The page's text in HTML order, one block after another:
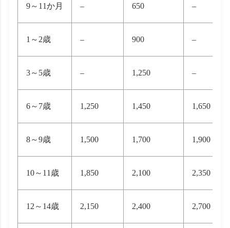
9～11か月 – 650 –
1～2歳 – 900 –
3～5歳 – 1,250 –
6～7歳 1,250 1,450 1,650
8～9歳 1,500 1,700 1,900
10～11歳 1,850 2,100 2,350
12～14歳 2,150 2,400 2,700